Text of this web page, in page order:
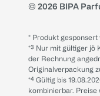
© 2026 BIPA
* Produkt
*³ Nur mit gültiger jö
der Rechnung
Originalverpackung
*⁴ Gültig bis
kombinierbar. Preise